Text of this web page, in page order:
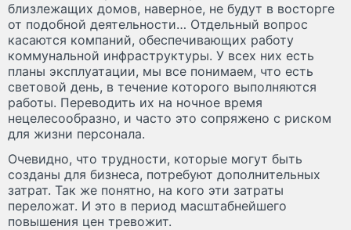
близлежащих домов, наверное, не будут в восторге
от подобной деятельности… Отдельный вопрос
касаются компаний, обеспечивающих работу
коммунальной инфраструктуры. У всех них есть
планы эксплуатации, мы все понимаем, что есть
световой день, в течение которого выполняются
работы. Переводить их на ночное время
нецелесообразно, и часто это сопряжено с риском
для жизни персонала.
Очевидно, что трудности, которые могут быть
созданы для бизнеса, потребуют дополнительных
затрат. Так же понятно, на кого эти затраты
переложат. И это в период масштабнейшего
повышения цен тревожит.